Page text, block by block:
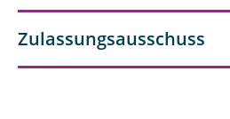
Zulassungsausschuss